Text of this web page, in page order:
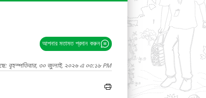
আপনার মতামত প্রদান করুন
বৃহস্পতিবার, ৩০ জুলাই, ২০২৬ এ ০৩:১৮ PM